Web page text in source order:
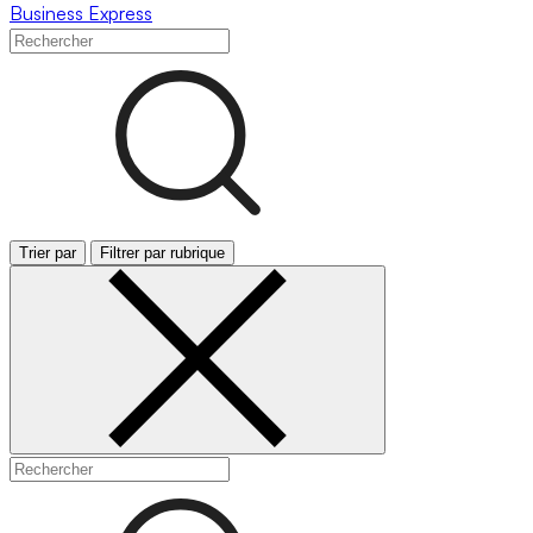
Business Express
Trier par Filtrer par rubrique